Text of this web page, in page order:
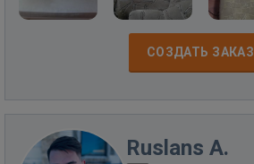
СОЗДАТЬ ЗАКАЗ
Ruslans A.